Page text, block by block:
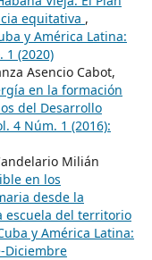
equitativa ,
y América Latina:
1 (2020)
Asencio Cabot,
en la formación
del Desarrollo
4 Núm. 1 (2016):
Milián
en los
desde la
escuela del territorio
y América Latina:
Diciembre